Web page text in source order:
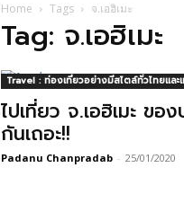
Home Tags จ.เอฮิเมะ
Tag: จ.เอฮิเมะ
Travel : ท่องเที่ยวอย่างมีสไตล์ทั่วไทยและ
ไปเที่ยว จ.เอฮิเมะ ขอ
กันเถอะ!!
Padanu Chanpradab - 25/01/2020